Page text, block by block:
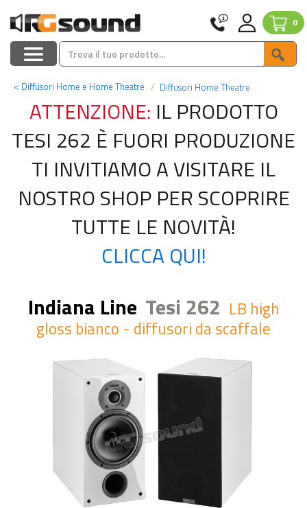
0
< Diffusori Home e Home Theatre Diffusori Home Theatre
ATTENZIONE: IL PRODOTTO
TESI 262 È FUORI PRODUZIONE
TI INVITIAMO A VISITARE IL
NOSTRO SHOP PER SCOPRIRE
TUTTE LE NOVITÀ!
CLICCA QUI!
Indiana Line Tesi 262 LB high
gloss bianco - diffusori da scaffale